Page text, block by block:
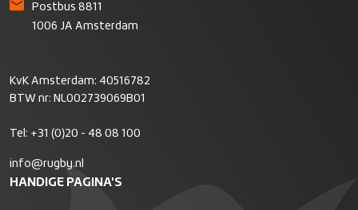
Postbus 8811
1006 JA Amsterdam
KvK Amsterdam: 40516782
BTW nr: NL002739069B01
Tel: +31 (0)20 - 48 08 100
info@rugby.nl
HANDIGE PAGINA'S